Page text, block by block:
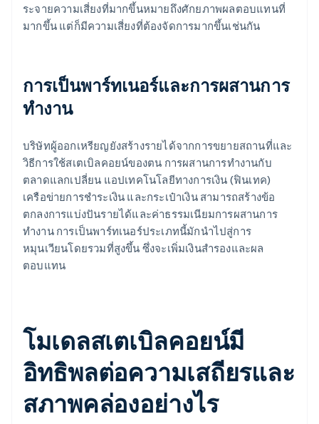
ระจายความเสี่ยงที่มากขึ้นหมายถึงศักยภาพผลตอบแทนที่
มากขึ้น แต่ก็มีความเสี่ยงที่ต้องจัดการมากขึ้นเช่นกัน
การเป็นพาร์ทเนอร์และการผสานการ
ทำงาน
บริษัทผู้ออกเหรียญยังสร้างรายได้จากการขยายสถานที่และ
วิธีการใช้สเตเบิลคอยน์ของตน การผสานการทำงานกับ
ตลาดแลกเปลี่ยน แอปเทคโนโลยีทางการเงิน (ฟินเทค)
เครือข่ายการชำระเงิน และกระเป๋าเงิน สามารถสร้างข้อ
ตกลงการแบ่งปันรายได้และค่าธรรมเนียมการผสานการ
ทำงาน การเป็นพาร์ทเนอร์ประเภทนี้มักนำไปสู่การ
หมุนเวียนโดยรวมที่สูงขึ้น ซึ่งจะเพิ่มเงินสำรองและผล
ตอบแทน
โมเดลสเตเบิลคอยน์มี
อิทธิพลต่อความเสถียรและ
สภาพคล่องอย่างไร